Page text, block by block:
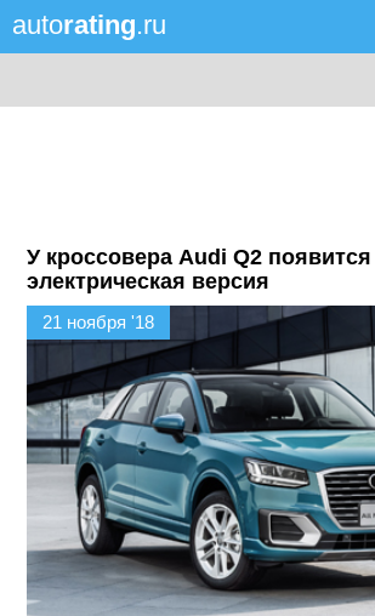
autorating.ru
У кроссовера Audi Q2 появится
электрическая версия
21 ноября '18